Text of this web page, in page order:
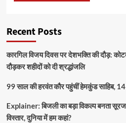
Recent Posts
कारगिल विजय दिवस पर देशभक्ति की दौड़:
दौड़कर शहीदों को दी श्रद्धांजलि
99 साल की हरवंत कौर पहुंचीं हेमकुंड साहिब,
Explainer: बिजली का बड़ा विकल्प बनता
विस्तार, दुनिया में हम कहां?